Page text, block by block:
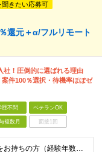
聞きたい応募可
還元＋α/フルリモート
社！圧倒的に選ばれる理由
件100％選択・待機率ほぼゼ
歴不問 ベテランOK
複数月 面接1回
◆学歴不問 ◆開発経験をお持ちの方（経験年数不問） ＜こんな方は大歓迎！＞ ◎今の収入をもっと増やしたい ◎もっと上流の案件で活躍したい ◎将来のキャリアにつながる案件に携わりたい ◎自分のやりたい